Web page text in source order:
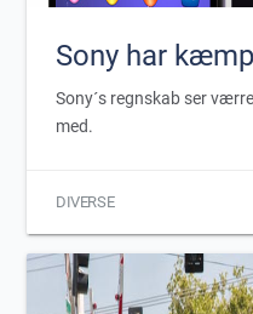
Sony har
Sony´s regnskab ser
med.
DIVERSE